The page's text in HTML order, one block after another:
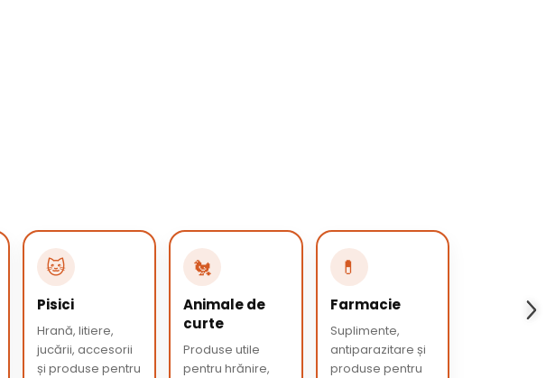
🐱
Pisici
Hrană, litiere,
jucării, accesorii
și produse pentru
🐔
Animale de
curte
Produse utile
pentru hrănire,
💊
Farmacie
Suplimente,
antiparazitare și
produse pentru